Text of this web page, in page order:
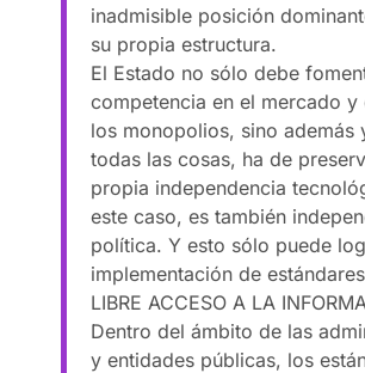
inadmisible posición
su propia estructura.
El Estado no sólo debe
competencia en el mercado y
los monopolios, sino además
todas las cosas, ha de
propia independencia
este caso, es también
política. Y esto sólo puede
implementación de
LIBRE ACCESO A LA
Dentro del ámbito de las
y entidades públicas, los